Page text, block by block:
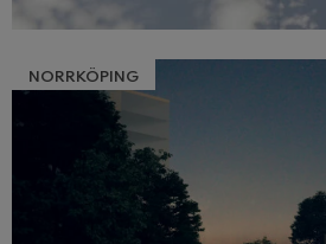
NORRKÖPING